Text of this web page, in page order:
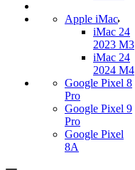
Apple iMac
iMac 24
2023 M3
iMac 24
2024 M4
Google Pixel 8
Pro
Google Pixel 9
Pro
Google Pixel
8A